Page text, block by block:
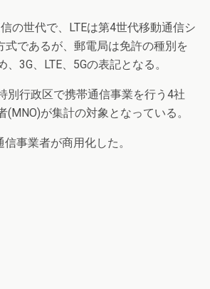
の世代で、LTEは第4世代移動通信シ
式であるが、郵電局は免許の種別を
3G、LTE、5Gの表記となる。
別行政区で携帯通信事業を行う4社
(MNO)が集計の対象となっている。
事業者が商用化した。